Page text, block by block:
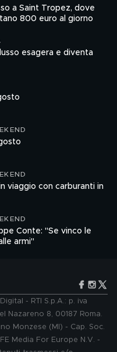
a Saint Tropez, dove
800 euro al giorno
esagera e diventa
viaggio con carburanti in
Conte: "Se vinco le
armi"
- RTI S.p.A.: p. iva
Nazareno 8, 00187 Roma.
Monzese (MI) - Cap. Soc.
Media For Europe N.V. -